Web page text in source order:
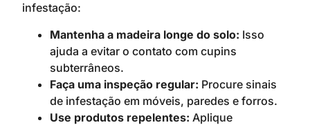
infestação:
Mantenha a madeira longe do solo: Isso
ajuda a evitar o contato com cupins
subterrâneos.
Faça uma inspeção regular: Procure sinais
de infestação em móveis, paredes e forros.
Use produtos repelentes: Aplique